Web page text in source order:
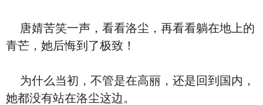
唐婧苦笑一声，看看洛尘，再看看躺在地上的
青芒，她后悔到了极致！
为什么当初，不管是在高丽，还是回到国内，
她都没有站在洛尘这边。